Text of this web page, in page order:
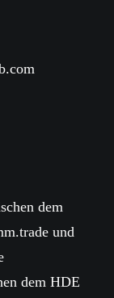
dem
und
dem HDE